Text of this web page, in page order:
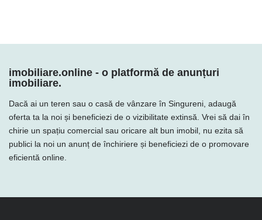
imobiliare.online - o platformă de anunțuri
imobiliare.
Dacă ai un teren sau o casă de vânzare în Singureni, adaugă
oferta ta la noi și beneficiezi de o vizibilitate extinsă. Vrei să dai în
chirie un spațiu comercial sau oricare alt bun imobil, nu ezita să
publici la noi un anunț de închiriere și beneficiezi de o promovare
eficientă online.